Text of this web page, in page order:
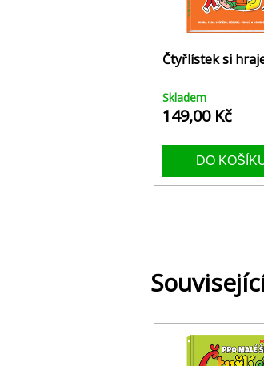
Čtyřlístek si
Skladem
149,00 Kč